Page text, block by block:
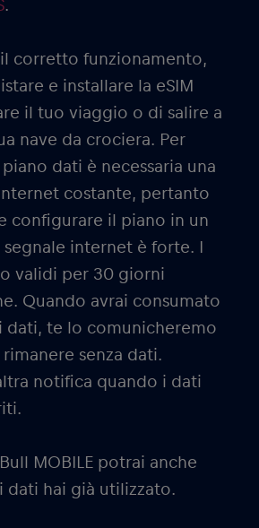
.
corretto funzionamento,
e installare la eSIM
il tuo viaggio o di salire a
nave da crociera. Per
dati è necessaria una
costante, pertanto
configurare il piano in un
internet è forte. I
validi per 30 giorni
Quando avrai consumato
dati, te lo comunicheremo
senza dati.
notifica quando i dati
MOBILE potrai anche
dati hai già utilizzato.